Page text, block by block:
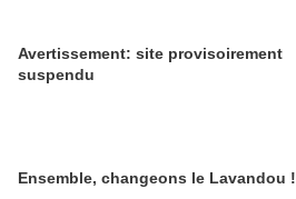
Avertissement: site provisoirement
suspendu
Ensemble, changeons le Lavandou !